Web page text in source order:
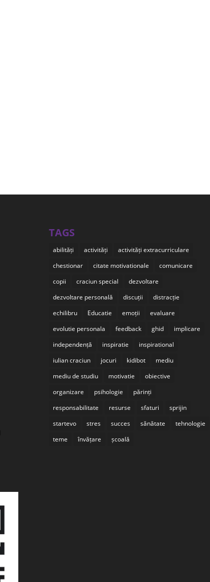
TAGS
abilități activități
activități extracurriculare
chestionar
citate motivationale
comunicare
copii
craciun special
dezvoltare
dezvoltare personală
discuții
distracție
echilibru
Educatie emoții
evaluare
evolutie personala
feedback ghid
implicare
independență
inspiratie
inspirational
iulian craciun
jocuri kidibot
mediu
mediu de studiu
motivatie
obiective
organizare
psihologie
părinți
responsabilitate
resurse sfaturi
sprijin
startevo
stres succes sănătate
tehnologie
teme
învățare școală